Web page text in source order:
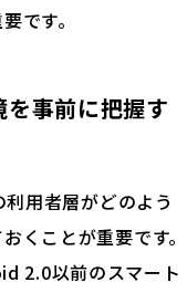
です。
事前に把握す
用者層がどのよう
くことが重要です。
2.0以前のスマート